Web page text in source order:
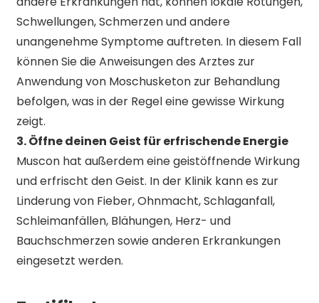
Schwellungen, Schmerzen und andere
unangenehme Symptome auftreten. In diesem Fall
können Sie die Anweisungen des Arztes zur
Anwendung von Moschusketon zur Behandlung
befolgen, was in der Regel eine gewisse Wirkung
zeigt.
3. Öffne deinen Geist für erfrischende Energie
Muscon hat außerdem eine geistöffnende Wirkung
und erfrischt den Geist. In der Klinik kann es zur
Linderung von Fieber, Ohnmacht, Schlaganfall,
Schleimanfällen, Blähungen, Herz- und
Bauchschmerzen sowie anderen Erkrankungen
eingesetzt werden.